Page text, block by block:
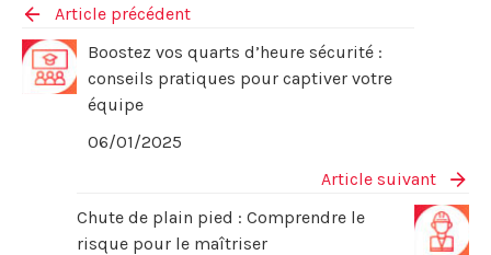
Article précédent
Boostez vos quarts d’heure sécurité :
conseils pratiques pour captiver votre
équipe
06/01/2025
Article suivant
Chute de plain pied : Comprendre le
risque pour le maîtriser